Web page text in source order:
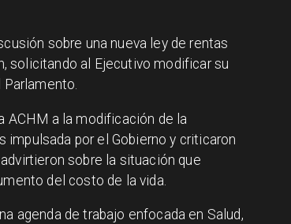
sobre una nueva ley de rentas
solicitando al Ejecutivo modificar su
Parlamento.
ACHM a la modificación de la
impulsada por el Gobierno y criticaron
sobre la situación que
del costo de la vida.
agenda de trabajo enfocada en Salud,